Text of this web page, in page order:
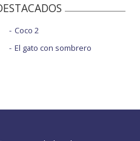
Coco 2
El gato con sombrero